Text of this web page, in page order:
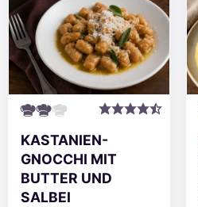
KASTANIEN-
GNOCCHI MIT
BUTTER UND
SALBEI